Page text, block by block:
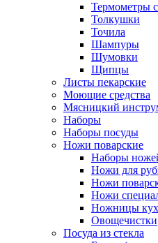
Термометры
Толкушки
Точила
Шампуры
Шумовки
Щипцы
Листы пекарские
Моющие средства
Мясницкий
Наборы
Наборы посуды
Ножи поварские
Наборы
Ножи для
Ножи
Ножи
Ножницы
Овощечистки
Посуда из стекла